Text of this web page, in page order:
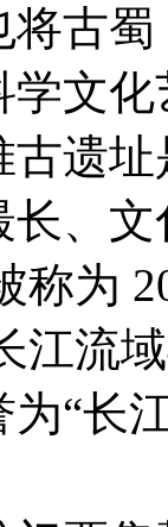
古
文
遗
、
称为
江流
“长